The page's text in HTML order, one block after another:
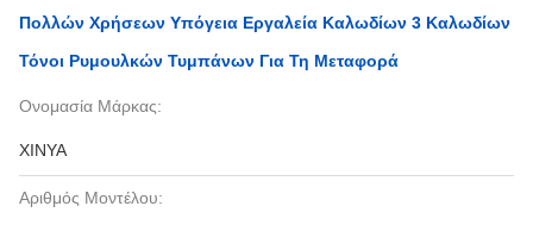
Πολλών Χρήσεων Υπόγεια Εργαλεία Καλωδίων 3 Καλωδίων
Τόνοι Ρυμουλκών Τυμπάνων Για Τη Μεταφορά
Ονομασία Μάρκας:
XINYA
Αριθμός Μοντέλου: